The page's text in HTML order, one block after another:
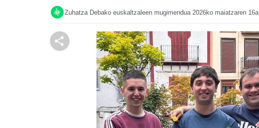
Zuhatza Debako euskaltzaleen mugimendua 2026ko maiatzaren 16a